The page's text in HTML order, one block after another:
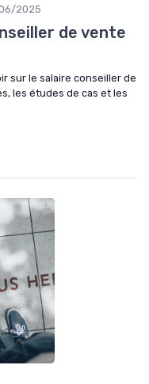
2025
de vente
sur le salaire conseiller de
les études de cas et les